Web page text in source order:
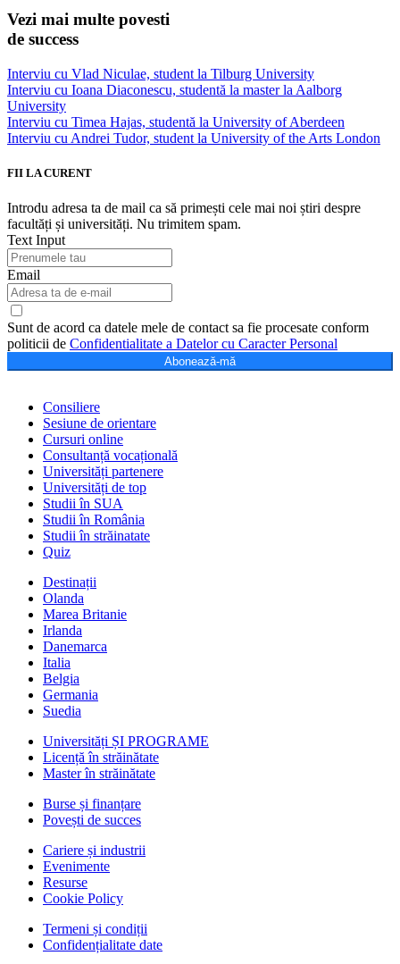
Vezi mai multe povesti
de success
Interviu cu Vlad Niculae, student la Tilburg University
Interviu cu Ioana Diaconescu, studentă la master la Aalborg
University
Interviu cu Timea Hajas, studentă la University of Aberdeen
Interviu cu Andrei Tudor, student la University of the Arts London
FII LA CURENT
Introdu adresa ta de mail ca să primești cele mai noi știri despre
facultăți și universități. Nu trimitem spam.
Text Input
Email
Sunt de acord ca datele mele de contact sa fie procesate conform
politicii de Confidentialitate a Datelor cu Caracter Personal
Abonează-mă
Consiliere
Sesiune de orientare
Cursuri online
Consultanță vocațională
Universități partenere
Universități de top
Studii în SUA
Studii în România
Studii în străinatate
Quiz
Destinații
Olanda
Marea Britanie
Irlanda
Danemarca
Italia
Belgia
Germania
Suedia
Universități ȘI PROGRAME
Licență în străinătate
Master în străinătate
Burse și finanțare
Povești de succes
Cariere și industrii
Evenimente
Resurse
Cookie Policy
Termeni și condiții
Confidențialitate date